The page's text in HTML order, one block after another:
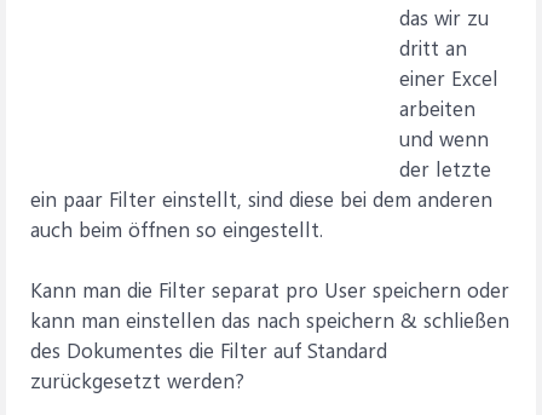
das wir zu
dritt an
einer Excel
arbeiten
und wenn
der letzte
ein paar Filter einstellt, sind diese bei dem anderen
auch beim öffnen so eingestellt.
Kann man die Filter separat pro User speichern oder
kann man einstellen das nach speichern & schließen
des Dokumentes die Filter auf Standard
zurückgesetzt werden?